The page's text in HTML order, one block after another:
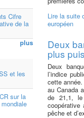
Cifre
de la
plus
et les
sur la
Lire la suite
européen
Deux
plus
Deux
l’indice
cette
au Canada
de 21,1, le
coopérative
pêche et